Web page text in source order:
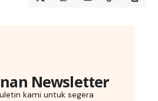
Newsletter
kami untuk segera